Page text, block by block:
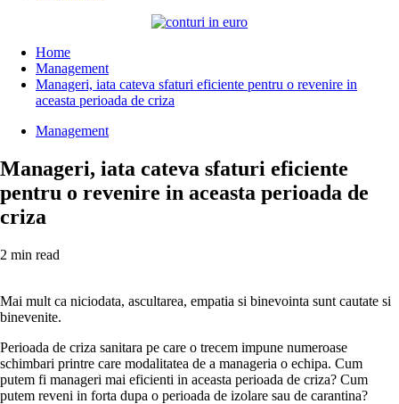
Home
Management
Manageri, iata cateva sfaturi eficiente pentru o revenire in
aceasta perioada de criza
Management
Manageri, iata cateva sfaturi eficiente
pentru o revenire in aceasta perioada de
criza
2 min read
Mai mult ca niciodata, ascultarea, empatia si binevointa sunt cautate si
binevenite.
Perioada de criza sanitara pe care o trecem impune numeroase
schimbari printre care modalitatea de a manageria o echipa. Cum
putem fi manageri mai eficienti in aceasta perioada de criza? Cum
putem reveni in forta dupa o perioada de izolare sau de carantina?